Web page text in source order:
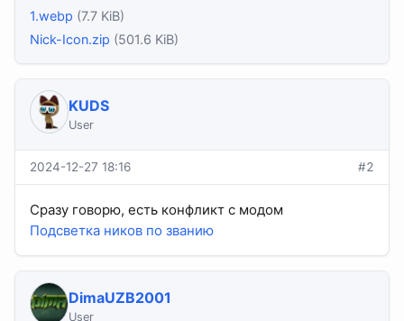
1.webp (7.7 KiB)
Nick-Icon.zip (501.6 KiB)
KUDS
User
2024-12-27 18:16 #2
Сразу говорю, есть конфликт с модом
Подсветка ников по званию
DimaUZB2001
User